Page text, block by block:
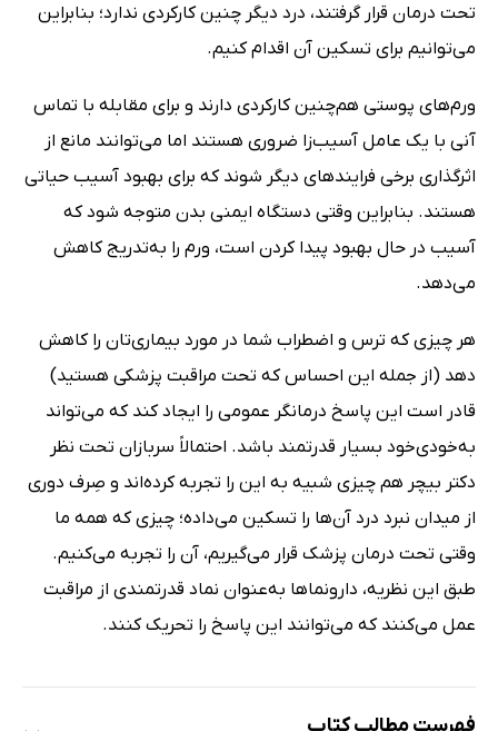
تحت درمان قرار گرفتند، درد دیگر چنین کارکردی ندارد؛ بنابراین
می‌توانیم برای تسکین آن اقدام کنیم.
ورم‌های پوستی هم‌چنین کارکردی دارند و برای مقابله با تماس
آنی با یک عامل آسیب‌زا ضروری هستند اما می‌توانند مانع از
اثرگذاری برخی فرایندهای دیگر شوند که برای بهبود آسیب حیاتی
هستند. بنابراین وقتی دستگاه ایمنی بدن متوجه شود که
آسیب در حال بهبود پیدا کردن است، ورم را به‌تدریج کاهش
می‌دهد.
هر چیزی که ترس و اضطراب شما در مورد بیماری‌تان را کاهش
دهد (از جمله این احساس که تحت مراقبت پزشکی هستید)
قادر است این پاسخ درمانگر عمومی را ایجاد کند که می‌تواند
به‌خودی‌خود بسیار قدرتمند باشد. احتمالاً سربازان تحت نظر
دکتر بیچر هم چیزی شبیه به این را تجربه کرده‌اند و صِرف دوری
از میدان نبرد درد آن‌ها را تسکین می‌داده؛ چیزی که همه ما
وقتی تحت درمان پزشک قرار می‌گیریم، آن را تجربه می‌کنیم.
طبق این نظریه، دارونماها به‌عنوان نماد قدرتمندی از مراقبت
عمل می‌کنند که می‌توانند این پاسخ را تحریک کنند.